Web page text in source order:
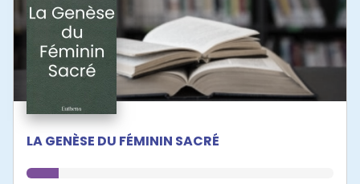
LA GENÈSE DU FÉMININ SACRÉ